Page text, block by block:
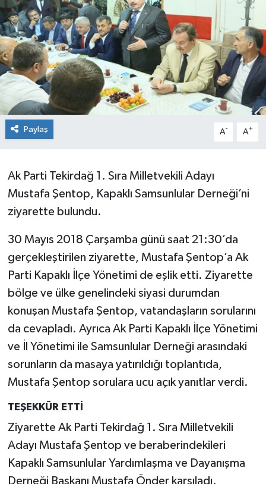
Paylaş A- A+
Ak Parti Tekirdağ 1. Sıra Milletvekili Adayı
Mustafa Şentop, Kapaklı Samsunlular Derneği’ni
ziyarette bulundu.
30 Mayıs 2018 Çarşamba günü saat 21:30’da
gerçekleştirilen ziyarette, Mustafa Şentop’a Ak
Parti Kapaklı İlçe Yönetimi de eşlik etti. Ziyarette
bölge ve ülke genelindeki siyasi durumdan
konuşan Mustafa Şentop, vatandaşların sorularını
da cevapladı. Ayrıca Ak Parti Kapaklı İlçe Yönetimi
ve İl Yönetimi ile Samsunlular Derneği arasındaki
sorunların da masaya yatırıldığı toplantıda,
Mustafa Şentop sorulara ucu açık yanıtlar verdi.
TEŞEKKÜR ETTİ
Ziyarette Ak Parti Tekirdağ 1. Sıra Milletvekili
Adayı Mustafa Şentop ve beraberindekileri
Kapaklı Samsunlular Yardımlaşma ve Dayanışma
Derneği Başkanı Mustafa Önder karşıladı.
Sağlık
Teknoloji
Yaşam